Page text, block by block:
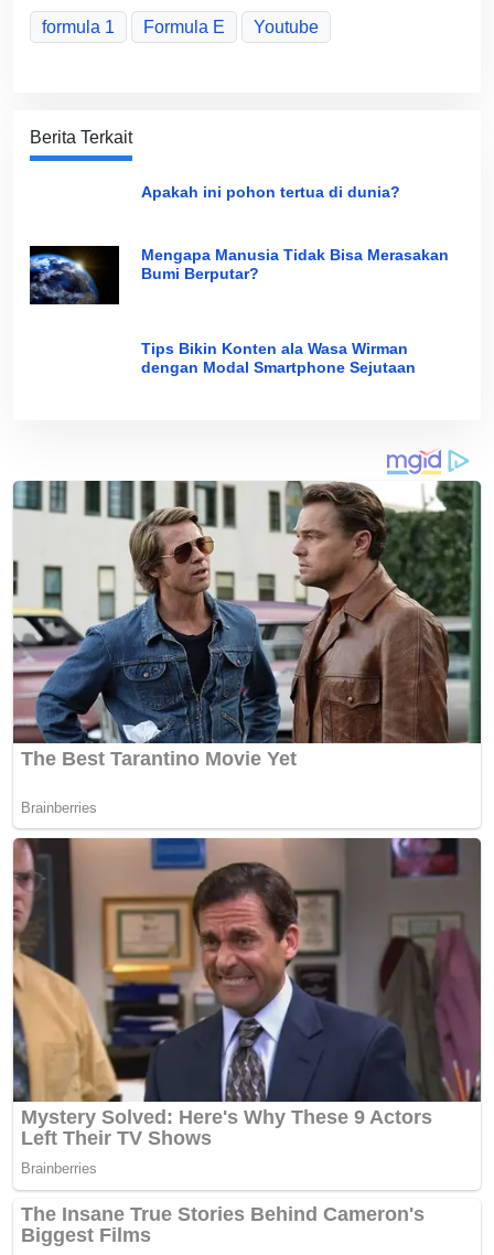
formula 1 Formula E Youtube
Berita Terkait
Apakah ini pohon tertua di dunia?
Mengapa Manusia Tidak Bisa Merasakan
Bumi Berputar?
Tips Bikin Konten ala Wasa Wirman
dengan Modal Smartphone Sejutaan